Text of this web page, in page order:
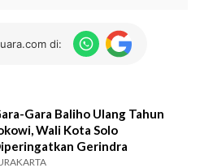
di:
Gara Baliho Ulang Tahun
Wali Kota Solo
Gerindra